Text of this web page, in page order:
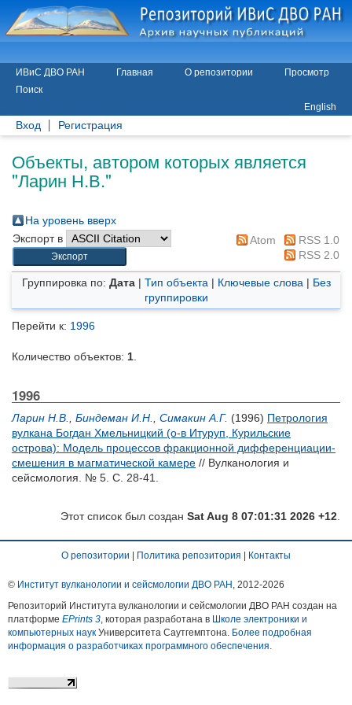
ИВиС ДВО РАН Главная О репозитории
Просмотр
Поиск
English
Вход Регистрация
Объекты, автором которых является
"Ларин Н.В."
На уровень вверх
Экспорт в
Atom
RSS 1.0
RSS 2.0
Группировка по: Дата| Тип объекта | Ключевые слова | Без
группировки
Перейти к: 1996
Количество объектов: 1
1996
Ларин Н.В. Биндеман И.Н. Симакин А.Г. (1996) Петрология
вулкана Богдан Хмельницкий (о-в Итуруп, Курильские
острова): Модель процессов фракционной дифференциации-
смешения в магматической камере // Вулканология и
сейсмология. № 5. С. 28-41.
Этот список был создан Sat Aug 8 07:01:31 2026 +12
О репозитории Политика репозитория Контакты
© Институт вулканологии и сейсмологии ДВО РАН , 2012-2026
Репозиторий Института вулканологии и сейсмологии ДВО РАН создан на
платформе EPrints 3, которая разработана в Школе электроники и
компьютерных наук Университета Саутгемптона. Более подробная
информация о разработчиках программного обеспечения.